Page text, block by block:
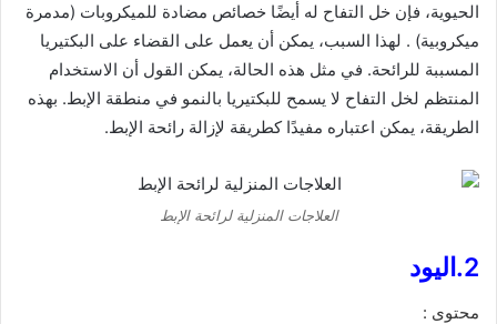
الحيوية، فإن خل التفاح له أيضًا خصائص مضادة للميكروبات (مدمرة
ميكروبية) . لهذا السبب، يمكن أن يعمل على القضاء على البكتيريا
المسببة للرائحة. في مثل هذه الحالة، يمكن القول أن الاستخدام
المنتظم لخل التفاح لا يسمح للبكتيريا بالنمو في منطقة الإبط. بهذه
الطريقة، يمكن اعتباره مفيدًا كطريقة لإزالة رائحة الإبط.
العلاجات المنزلية لرائحة الإبط
2.اليود
محتوى :